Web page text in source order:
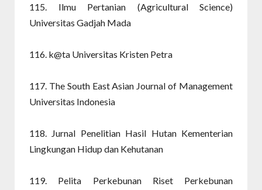
115. Ilmu Pertanian (Agricultural Science)
Universitas Gadjah Mada
116. k@ta Universitas Kristen Petra
117. The South East Asian Journal of Management
Universitas Indonesia
118. Jurnal Penelitian Hasil Hutan Kementerian
Lingkungan Hidup dan Kehutanan
119. Pelita Perkebunan Riset Perkebunan